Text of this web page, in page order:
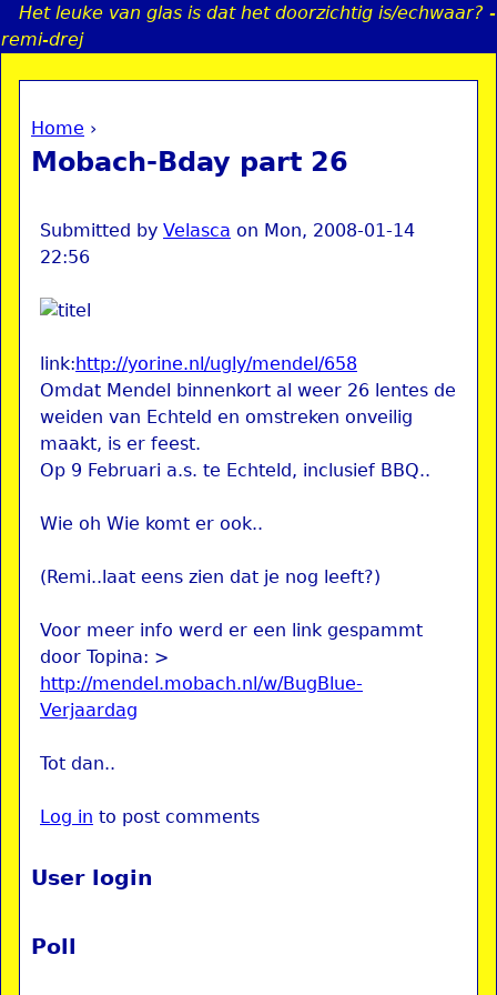
Jump to navigation
Het leuke van glas is dat het doorzichtig is/echwaar? -
remi-drej
You are here
Home ›
Mobach-Bday part 26
Submitted by Velasca on Mon, 2008-01-14
22:56
link:http://yorine.nl/ugly/mendel/658
Omdat Mendel binnenkort al weer 26 lentes de
weiden van Echteld en omstreken onveilig
maakt, is er feest.
Op 9 Februari a.s. te Echteld, inclusief BBQ..
Wie oh Wie komt er ook..
(Remi..laat eens zien dat je nog leeft?)
Voor meer info werd er een link gespammt
door Topina: >
http://mendel.mobach.nl/w/BugBlue-
Verjaardag
Tot dan..
Log in to post comments
User login
Poll